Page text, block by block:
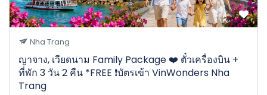
Nha Trang
ญาจาง, เวียดนาม Family Package ❤️ ตั๋วเครื่องบิน +
ที่พัก 3 วัน 2 คืน *FREE ❗️บัตรเข้า VinWonders Nha
Trang